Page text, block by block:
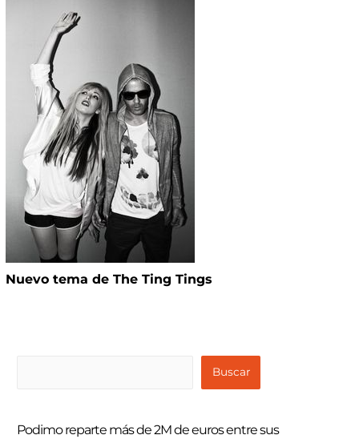
Nuevo tema de The Ting Tings
c
Buscar
Podimo reparte más de 2M de euros entre sus